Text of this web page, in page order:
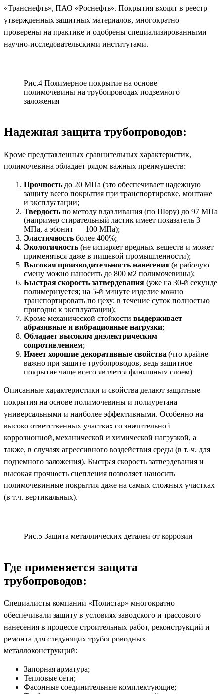
«Транснефть», ПАО «Роснефть». Покрытия входят в реестр
утвержденных защитных материалов, многократно
проверены на практике и одобрены специализированными
научно-исследовательскими институтами.
Рис.4 Полимерное покрытие на основе
полимочевины на трубопроводах подземного
заложения
Надежная защита трубопроводов:
Кроме представленных сравнительных характеристик,
полимочевина обладает рядом важных преимуществ:
Прочность до 20 МПа (это обеспечивает надежную
защиту всего покрытия при транспортировке, монтаже
и эксплуатации;
Твердость по методу вдавливания (по Шору) до 97 МПа
(например стирательный ластик имеет показатель 3
МПа, а эбонит — 100 МПа);
Эластичность более 400%;
Экологичность (не испаряет вредных веществ и может
применяться даже в пищевой промышленности);
Высокая производительность нанесения (в рабочую
смену можно наносить до 800 м2 полимочевины);
Быстрая скорость затвердевания (уже на 30-й секунде
полимеризуется; на 5-й минуте изделие можно
транспортировать по цеху; в течение суток полностью
пригодно к эксплуатации);
Кроме механической стойкости выдерживает
абразивные и вибрационные нагрузки;
Обладает высоким диэлектрическим
сопротивлением;
Имеет хорошие декоративные свойства (что крайне
важно при защите трубопроводов, ведь защитное
покрытие чаще всего является финишным слоем).
Описанные характеристики и свойства делают защитные
покрытия на основе полимочевины и полиуретана
универсальными и наиболее эффективными. Особенно на
высоко ответственных участках со значительной
коррозионной, механической и химической нагрузкой, а
также, в случаях агрессивного воздействия среды (в т. ч. для
подземного заложения). Быстрая скорость затвердевания и
высокая прочность сцепления позволяет наносить
полимочевинные покрытия даже на самых сложных участках
(в т.ч. вертикальных).
Рис.5 Защита металлических деталей от коррозии
Где применяется защита
трубопроводов:
Специалисты компании «Полистар» многократно
обеспечивали защиту в условиях заводского и трассового
нанесения в процессе строительных работ, реконструкций и
ремонта для следующих трубопроводных
металлоконструкций:
Запорная арматура;
Тепловые сети;
Фасонные соединительные комплектующие;